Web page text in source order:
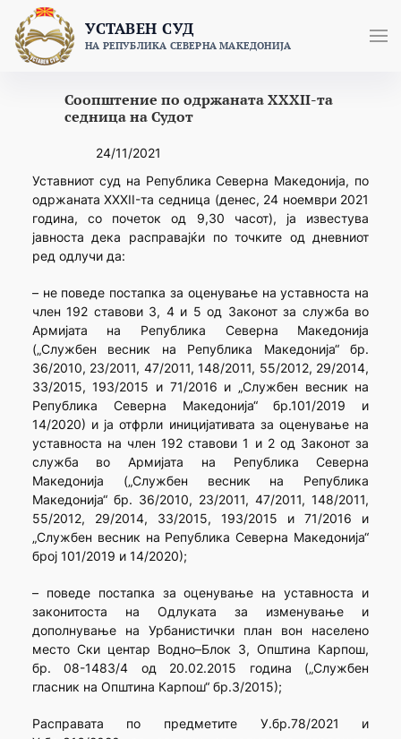
content
УСТАВЕН СУД
НА РЕПУБЛИКА СЕВЕРНА МАКЕДОНИЈА
Соопштение по одржаната XXXII-та
седница на Судот
24/11/2021
Уставниот суд на Република Северна Македонија, по
одржаната XXXII-та седница (денeс, 24 ноември 2021
година, со почеток од 9,30 часот), ја известува
јавноста дека расправајќи по точките од дневниот
ред одлучи да:
– не поведе постапка за оценување на уставноста на
член 192 ставови 3, 4 и 5 од Законот за служба во
Армијата на Република Северна Македонија
(„Службен весник на Република Македонија“ бр.
36/2010, 23/2011, 47/2011, 148/2011, 55/2012, 29/2014,
33/2015, 193/2015 и 71/2016 и „Службен весник на
Република Северна Македонија“ бр.101/2019 и
14/2020) и ја отфрли иницијативата за оценување на
уставноста на член 192 ставови 1 и 2 од Законот за
служба во Армијата на Република Северна
Македонија („Службен весник на Република
Македонија“ бр. 36/2010, 23/2011, 47/2011, 148/2011,
55/2012, 29/2014, 33/2015, 193/2015 и 71/2016 и
„Службен весник на Република Северна Македонија“
број 101/2019 и 14/2020);
– поведе постапка за оценување на уставноста и
законитоста на Одлуката за изменување и
дополнување на Урбанистички план вон населено
место Ски центар Водно–Блок 3, Општина Карпош,
бр. 08-1483/4 од 20.02.2015 година („Службен
гласник на Општина Карпош“ бр.3/2015);
Расправата по предметите У.бр.78/2021 и